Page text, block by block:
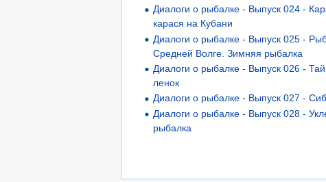
Диалоги о рыбалке - Выпуск 024 -
карася на Кубани
Диалоги о рыбалке - Выпуск 025 -
Средней Волге. Зимняя рыбалка
Диалоги о рыбалке - Выпуск 026 -
ленок
Диалоги о рыбалке - Выпуск 027 -
Диалоги о рыбалке - Выпуск 028 -
рыбалка